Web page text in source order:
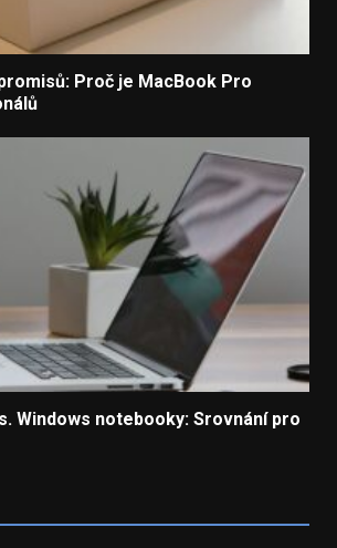
Proč je MacBook Pro
Windows notebooky: Srovnání pro